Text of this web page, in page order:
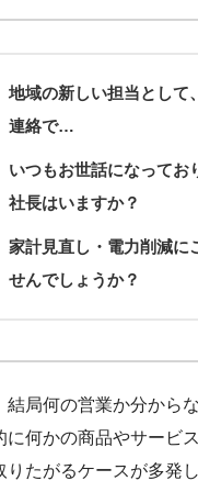
地域の新しい担当として
連絡で…
いつもお世話になってお
社長はいますか？
家計見直し・電力削減に
せんでしょうか？
結局何の営業か分から
に何かの商品やサービ
たがるケースが多発